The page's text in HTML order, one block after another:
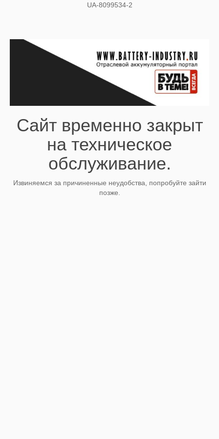
UA-8099534-2
Сайт временно закрыт
на техническое
обслуживание.
Извиняемся за причиненные неудобства, попробуйте зайти
позже.